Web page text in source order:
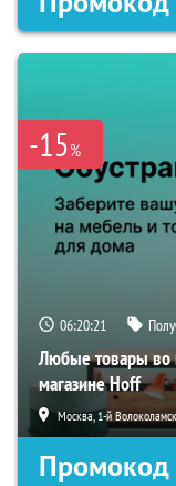
-15%
06:20:19
Любые товары во
магазине Hoff
Москва, 1-й
Промокод